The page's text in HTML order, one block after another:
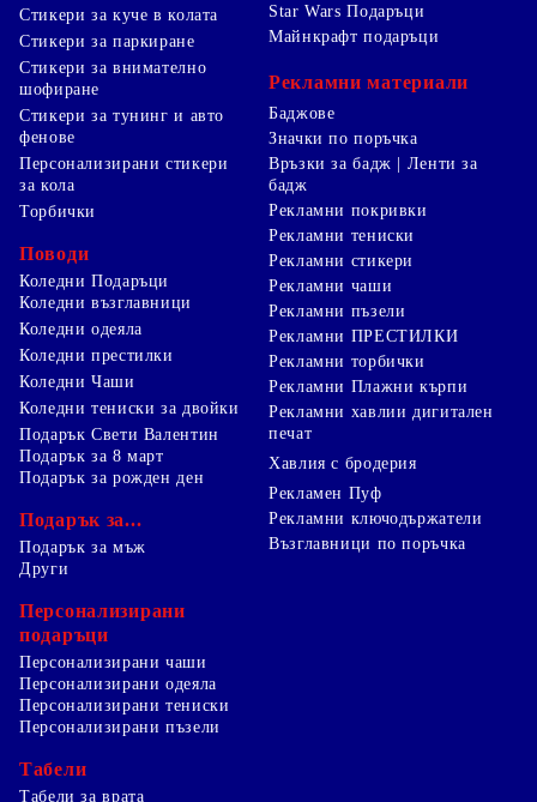
Стикери за куче в колата
Стикери за паркиране
Стикери за внимателно
шофиране
Стикери за тунинг и авто
фенове
Персонализирани стикери
за кола
Торбички
Поводи
Коледни Подаръци
Коледни възглавници
Коледни одеяла
Коледни престилки
Коледни Чаши
Коледни тениски за двойки
Подарък Свети Валентин
Подарък за 8 март
Подарък за рожден ден
Подарък за...
Подарък за мъж
Star Wars Подаръци
Майнкрафт подаръци
Рекламни материали
Баджове
Значки по поръчка
Връзки за бадж | Ленти за
бадж
Рекламни покривки
Рекламни тениски
Рекламни стикери
Рекламни чаши
Рекламни пъзели
Рекламни ПРЕСТИЛКИ
Рекламни торбички
Рекламни Плажни кърпи
Рекламни хавлии дигитален
печат
Хавлия с бродерия
Рекламен Пуф
Рекламни ключодържатели
Възглавници по поръчка
Други
Персонализирани
подаръци
Персонализирани чаши
Персонализирани одеяла
Персонализирани тениски
Персонализирани пъзели
Табели
Табели за врата